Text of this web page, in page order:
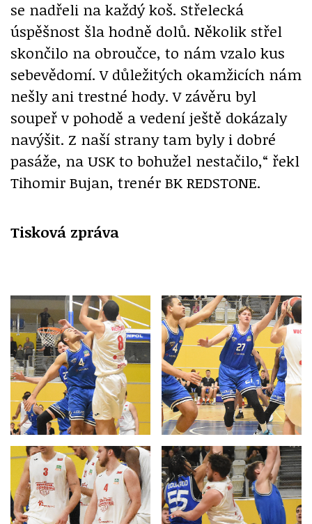
se nadřeli na každý koš. Střelecká
úspěšnost šla hodně dolů. Několik střel
skončilo na obroučce, to nám vzalo kus
sebevědomí. V důležitých okamžicích nám
nešly ani trestné hody. V závěru byl
soupeř v pohodě a vedení ještě dokázaly
navýšit. Z naší strany tam byly i dobré
pasáže, na USK to bohužel nestačilo,“ řekl
Tihomir Bujan, trenér BK REDSTONE.
Tisková zpráva